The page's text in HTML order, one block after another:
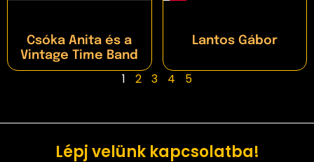
Csóka Anita és a
Vintage Time Band
Lantos Gábor
1 2 3 4 5
Lépj velünk kapcsolatba!